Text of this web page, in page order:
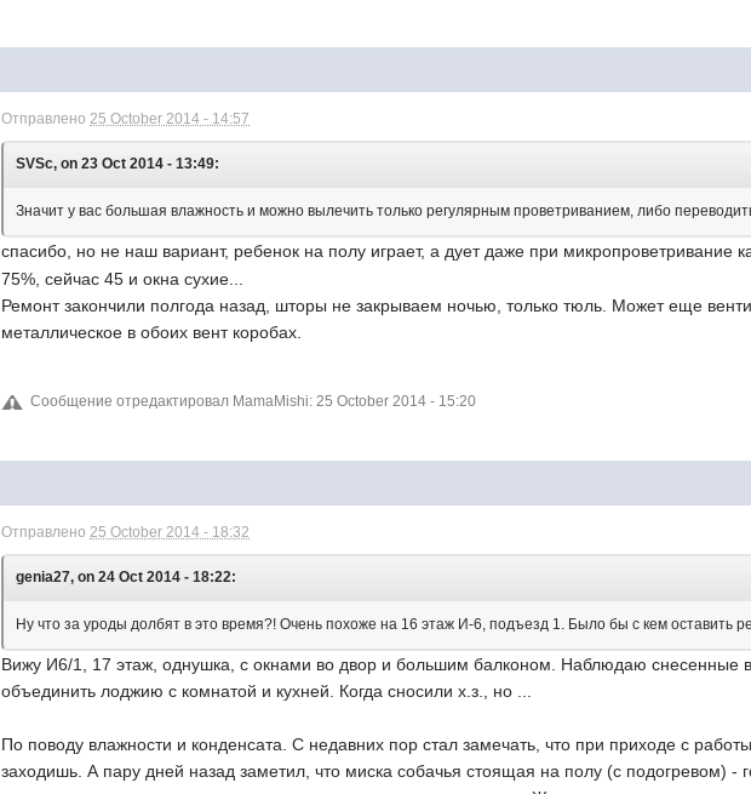
Отправлено25 October 2014 - 14:57
SVSc, on 23 Oct 2014 - 13:49:
Значит у вас большая влажность и можно вылечить только регулярным проветриванием, либо
спасибо, но не наш вариант, ребенок на полу играет, а дует даже при микропроветривание
75%, сейчас 45 и окна сухие...
Ремонт закончили полгода назад, шторы не закрываем ночью, только тюль. Может еще
металлическое в обоих вент коробах.
Сообщение отредактировал MamaMishi: 25 October 2014 - 15:20
Отправлено 25 October 2014 - 18:32
genia27, on 24 Oct 2014 - 18:22:
Ну что за уроды долбят в это время?! Очень похоже на 16 этаж И-6, подъезд 1. Было бы с кем оставить
Вижу И6/1, 17 этаж, однушка, с окнами во двор и большим балконом. Наблюдаю снесенные в
объединить лоджию с комнатой и кухней. Когда сносили х.з., но ...
По поводу влажности и конденсата. С недавних пор стал замечать, что при приходе с
заходишь. А пару дней назад заметил, что миска собачья стоящая на полу (с подогревом) -